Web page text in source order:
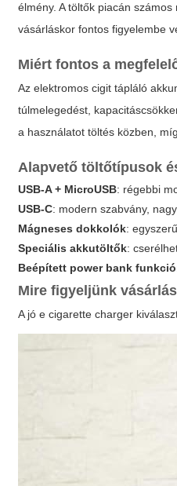
élmény. A töltők piacán
vásárláskor fontos figyelembe
Miért fontos a
Az elektromos cigit tápláló
túlmelegedést,
a használatot töltés közben,
Alapvető töltőtípusok
USB-A + MicroUSB: régebbi
USB-C: modern szabvány,
Mágneses dokkolók:
Speciális akkutöltők:
Beépített power bank funkció
Mire figyeljünk
A jó e cigarette charger